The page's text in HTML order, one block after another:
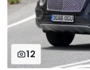
12